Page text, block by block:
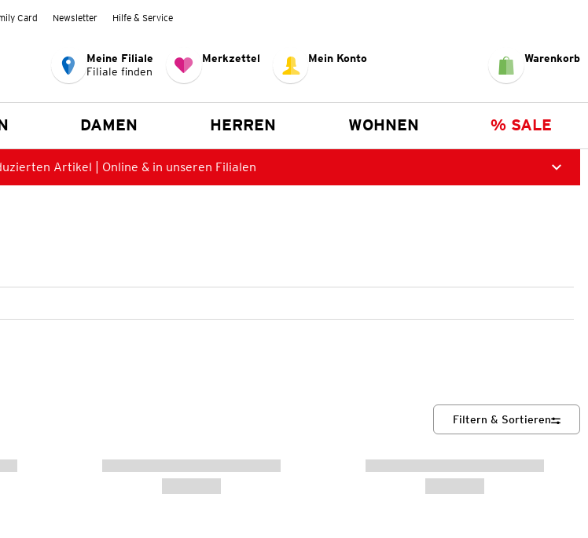
Card Newsletter Hilfe & Service
Meine Filiale
Filiale finden
Merkzettel Mein Konto Warenkorb
DAMEN HERREN WOHNEN % SALE
Artikel | Online & in unseren Filialen
Filtern & Sortieren